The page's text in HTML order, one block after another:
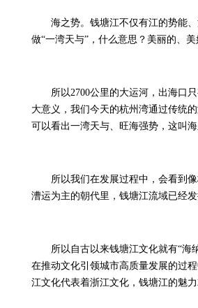
海之势。钱塘江不仅有江的势能、
做“一湾天与”，什么意思？美丽的、
所以2700公里的大运河，出海口只
大意义，我们今天的杭州湾通过传统
可以看出一湾天与、旺海强势，这叫海
所以我们在发展过程中，会看到像
漕运为主的朝代里，钱塘江流域已经发
所以自古以来钱塘江文化就有“海纳
在推动文化引领城市高质量发展的过
江文化代表着浙江文化，钱塘江的魅力